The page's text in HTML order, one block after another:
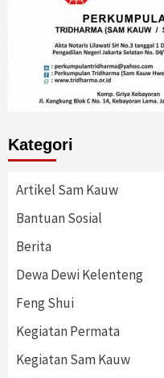
Kategori
Artikel Sam Kauw
Bantuan Sosial
Berita
Dewa Dewi Kelenteng
Feng Shui
Kegiatan Permata
Kegiatan Sam Kauw